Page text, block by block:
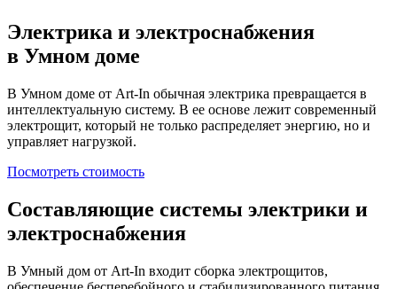
Электрика и электроснабжения
в Умном доме
В Умном доме от Art-In обычная электрика превращается в
интеллектуальную систему. В ее основе лежит современный
электрощит, который не только распределяет энергию, но и
управляет нагрузкой.
Посмотреть стоимость
Составляющие системы электрики и
электроснабжения
В Умный дом от Art-In входит сборка электрощитов,